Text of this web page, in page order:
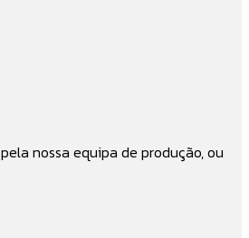
nossa equipa de produção, ou